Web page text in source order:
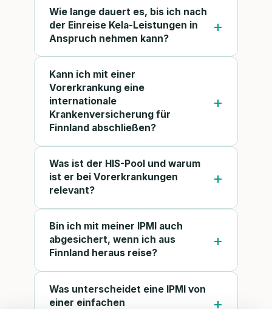
Wie lange dauert es, bis ich nach
der Einreise Kela-Leistungen in
Anspruch nehmen kann?
Kann ich mit einer
Vorerkrankung eine
internationale
Krankenversicherung für
Finnland abschließen?
Was ist der HIS-Pool und warum
ist er bei Vorerkrankungen
relevant?
Bin ich mit meiner IPMI auch
abgesichert, wenn ich aus
Finnland heraus reise?
Was unterscheidet eine IPMI von
einer einfachen